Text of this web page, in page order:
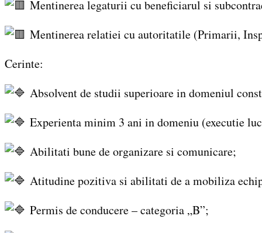
Mentinerea legaturii cu beneficiarul si
Mentinerea relatiei cu autoritatile (Primarii,
Cerinte:
Absolvent de studii superioare in domeniul
Experienta minim 3 ani in domeniu (executie
Abilitati bune de organizare si comunicare;
Atitudine pozitiva si abilitati de a mobiliza
Permis de conducere – categoria „B”;